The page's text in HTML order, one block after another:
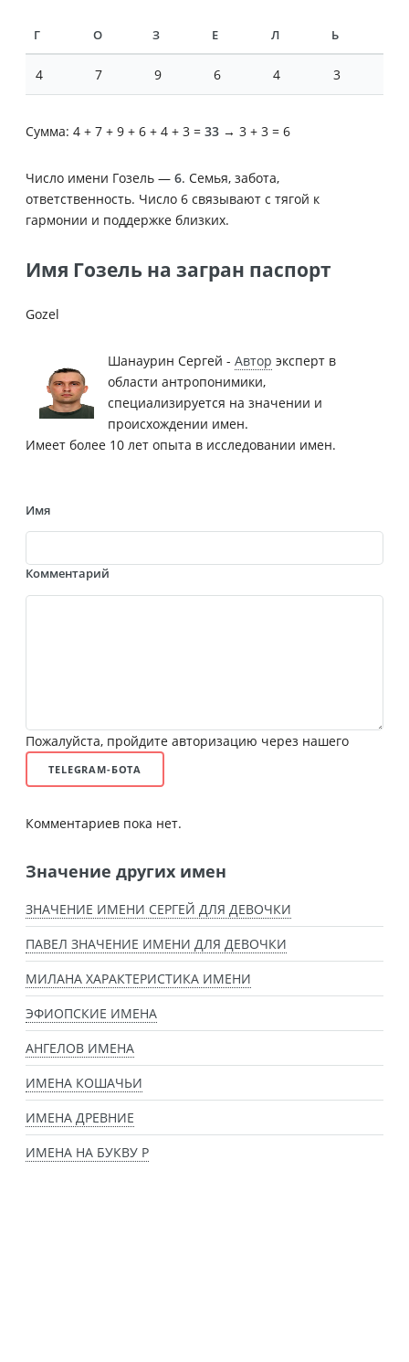
Г О З Е Л Ь
4 7 9 6 4 3
Сумма: 4 + 7 + 9 + 6 + 4 + 3 = 33 → 3 + 3 = 6
Число имени Гозель — 6. Семья, забота,
ответственность. Число 6 связывают с тягой к
гармонии и поддержке близких.
Имя Гозель на загран паспорт
Gozel
Шанаурин Сергей - Автор эксперт в
области антропонимики,
специализируется на значении и
происхождении имен.
Имеет более 10 лет опыта в исследовании имен.
Имя
Комментарий
Пожалуйста, пройдите авторизацию через нашего
TELEGRAM-БОТА
Комментариев пока нет.
Значение других имен
ЗНАЧЕНИЕ ИМЕНИ СЕРГЕЙ ДЛЯ ДЕВОЧКИ
ПАВЕЛ ЗНАЧЕНИЕ ИМЕНИ ДЛЯ ДЕВОЧКИ
МИЛАНА ХАРАКТЕРИСТИКА ИМЕНИ
ЭФИОПСКИЕ ИМЕНА
АНГЕЛОВ ИМЕНА
ИМЕНА КОШАЧЬИ
ИМЕНА ДРЕВНИЕ
ИМЕНА НА БУКВУ Р